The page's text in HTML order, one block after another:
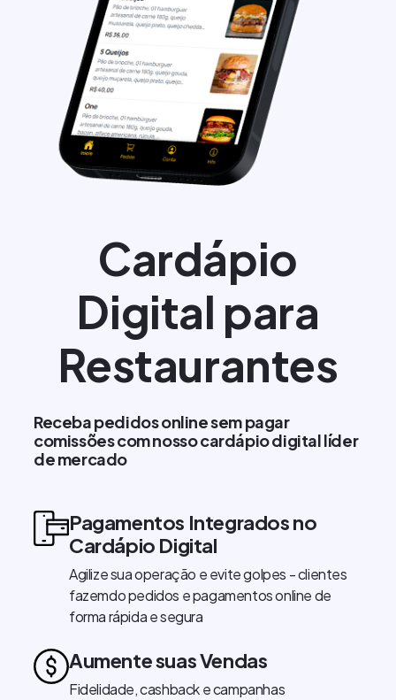
Cardápio
Digital para
Restaurantes
Receba pedidos online sem pagar
comissões com nosso cardápio digital líder
de mercado
Pagamentos Integrados no
Cardápio Digital
Agilize sua operação e evite golpes - clientes
fazemdo pedidos e pagamentos online de
forma rápida e segura
Aumente suas Vendas
Fidelidade, cashback e campanhas